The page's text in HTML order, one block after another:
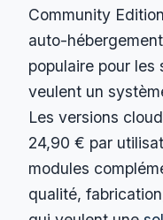
Community
auto-
populaire pour
veulent un
Les versions
24,90 € par
modules
qualité,